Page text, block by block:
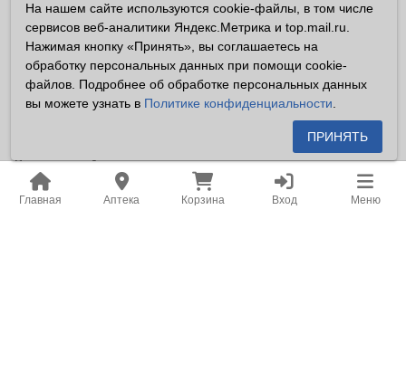
Главная Аптека Корзина Вход Меню
Владелец сайта ООО «Суперфарма» ОГРН 1032700302194
Все права защищены ©2026
Информация, размещенная на данном сайте имеет
справочный характер, и не должна восприниматься
посетителями сайта как публичная оферта, предусмотренная
Владелец сайта устанавливает запрет на цитирование,
копирование и размещение информации, размещенной на
настоящем сайте newapteka.ru, включая информацию о
На нашем сайте используются cookie-файлы, в том числе
сервисов веб-аналитики Яндекс.Метрика и top.mail.ru.
Нажимая кнопку «Принять», вы соглашаетесь на
обработку персональных данных при помощи cookie-
файлов. Подробнее об обработке персональных данных
вы можете узнать в Политике конфиденциальности
ПРИНЯТЬ